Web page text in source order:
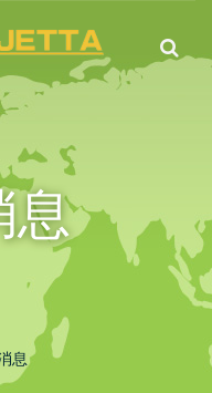
息
息